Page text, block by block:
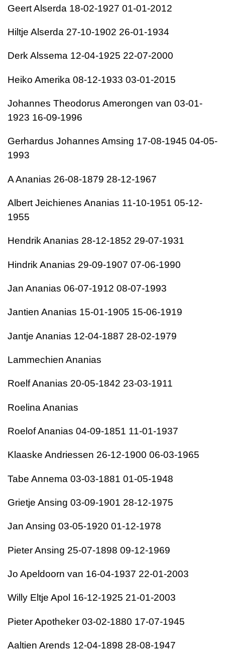
Geert Alserda 18-02-1927 01-01-2012
Hiltje Alserda 27-10-1902 26-01-1934
Derk Alssema 12-04-1925 22-07-2000
Heiko Amerika 08-12-1933 03-01-2015
Johannes Theodorus Amerongen van 03-01-
1923 16-09-1996
Gerhardus Johannes Amsing 17-08-1945 04-05-
1993
A Ananias 26-08-1879 28-12-1967
Albert Jeichienes Ananias 11-10-1951 05-12-
1955
Hendrik Ananias 28-12-1852 29-07-1931
Hindrik Ananias 29-09-1907 07-06-1990
Jan Ananias 06-07-1912 08-07-1993
Jantien Ananias 15-01-1905 15-06-1919
Jantje Ananias 12-04-1887 28-02-1979
Lammechien Ananias
Roelf Ananias 20-05-1842 23-03-1911
Roelina Ananias
Roelof Ananias 04-09-1851 11-01-1937
Klaaske Andriessen 26-12-1900 06-03-1965
Tabe Annema 03-03-1881 01-05-1948
Grietje Ansing 03-09-1901 28-12-1975
Jan Ansing 03-05-1920 01-12-1978
Pieter Ansing 25-07-1898 09-12-1969
Jo Apeldoorn van 16-04-1937 22-01-2003
Willy Eltje Apol 16-12-1925 21-01-2003
Pieter Apotheker 03-02-1880 17-07-1945
Aaltien Arends 12-04-1898 28-08-1947